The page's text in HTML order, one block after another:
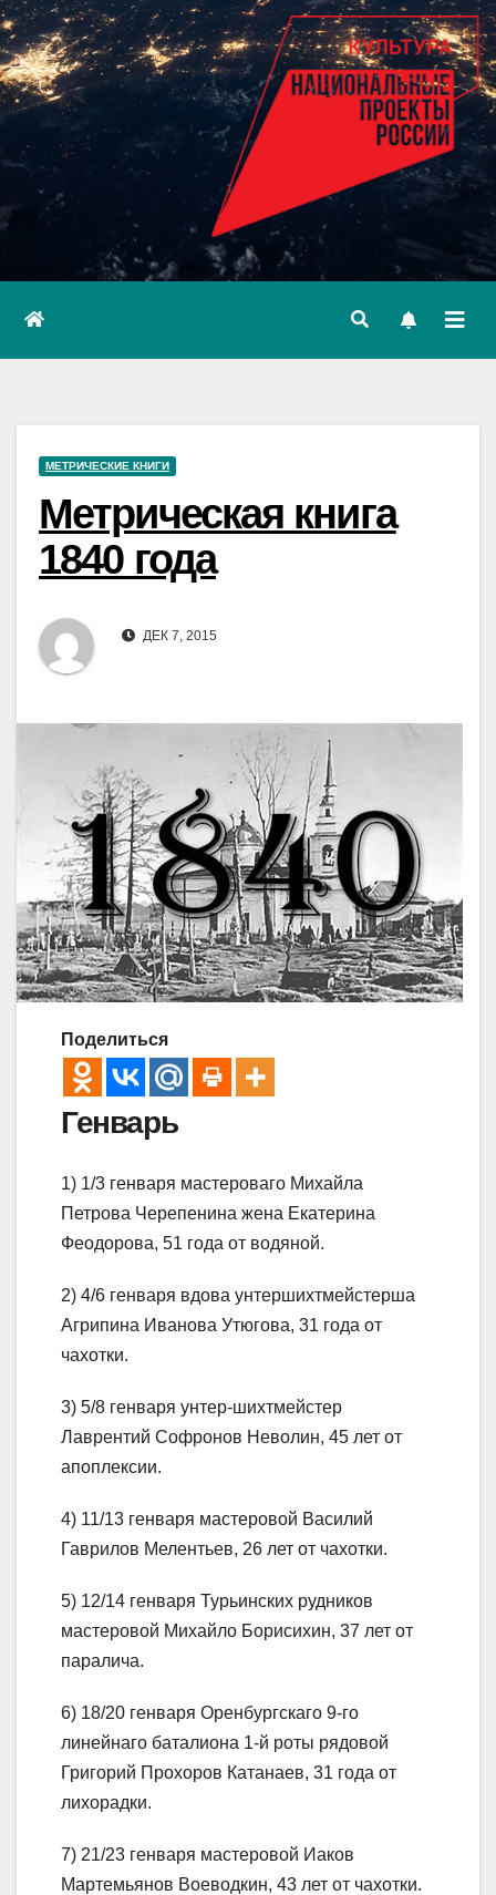
МЕТРИЧЕСКИЕ КНИГИ
Метрическая книга
1840 года
ДЕК 7, 2015
Поделиться
Генварь
1) 1/3 генваря мастероваго Михайла
Петрова Черепенина жена Екатерина
Феодорова, 51 года от водяной.
2) 4/6 генваря вдова унтершихтмейстерша
Агрипина Иванова Утюгова, 31 года от
чахотки.
3) 5/8 генваря унтер-шихтмейстер
Лаврентий Софронов Неволин, 45 лет от
апоплексии.
4) 11/13 генваря мастеровой Василий
Гаврилов Мелентьев, 26 лет от чахотки.
5) 12/14 генваря Турьинских рудников
мастеровой Михайло Борисихин, 37 лет от
паралича.
6) 18/20 генваря Оренбургскаго 9-го
линейнаго баталиона 1-й роты рядовой
Григорий Прохоров Катанаев, 31 года от
лихорадки.
7) 21/23 генваря мастеровой Иаков
Мартемьянов Воеводкин, 43 лет от чахотки.